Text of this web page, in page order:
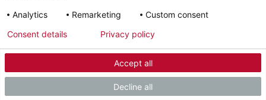
Sigla editoriale Informativa sulla privacy
© 2026 - STIEBEL ELTRON GmbH & Co. KG (DE)
Analytics
Remarketing Custom consent
Accept all
Decline all
Consent details Privacy policy